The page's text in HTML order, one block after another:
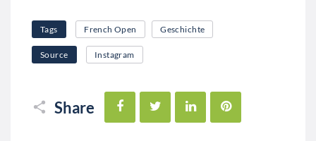
Tags French Open Geschichte
Source Instagram
Share
FacebookTwitter LinkedIn